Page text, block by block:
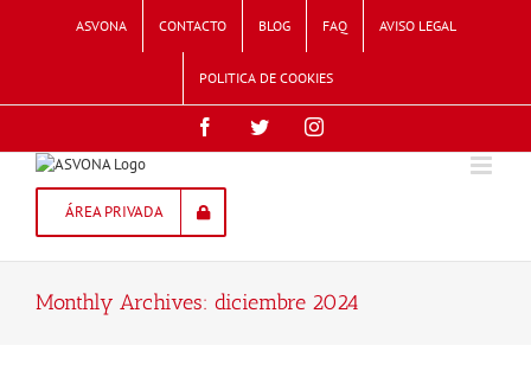
ASVONA CONTACTO BLOG FAQ AVISO LEGAL
POLITICA DE COOKIES
FacebookTwitterInstagram
ÁREA PRIVADA
Monthly Archives: diciembre 2024